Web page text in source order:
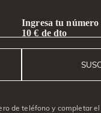
Ingresa tu número
10 € de dto
de teléfono y completar